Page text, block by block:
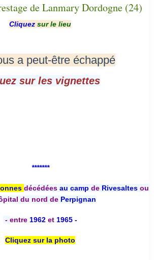
Cliquez sur le lieu
a peut-être échappé
sur les vignettes
*******
décédées au camp deRivesaltesou
du nord de Perpignan
- entre 1962 et 1965 -
Cliquez sur la photo